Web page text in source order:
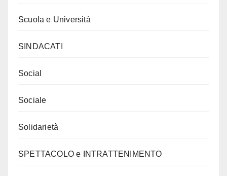
Scuola e Università
SINDACATI
Social
Sociale
Solidarietà
SPETTACOLO e INTRATTENIMENTO